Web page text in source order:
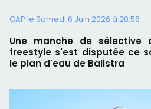
GAP le Samedi 6 Juin 2026 à 20:58
Une manche de sélective
freestyle s'est disputée ce
le plan d'eau de Balistra